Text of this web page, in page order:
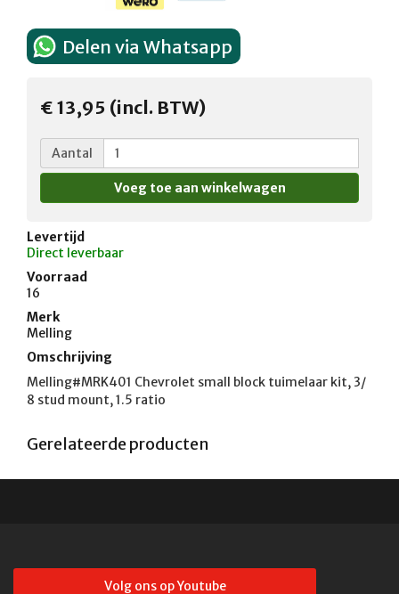
Delen via Whatsapp
€ 13,95 (incl. BTW)
Aantal
Levertijd
Direct leverbaar
Voorraad
16
Merk
Melling
Omschrijving
Melling#MRK401 Chevrolet small block tuimelaar kit, 3/
8 stud mount, 1.5 ratio
Gerelateerde producten
Volg ons op Youtube